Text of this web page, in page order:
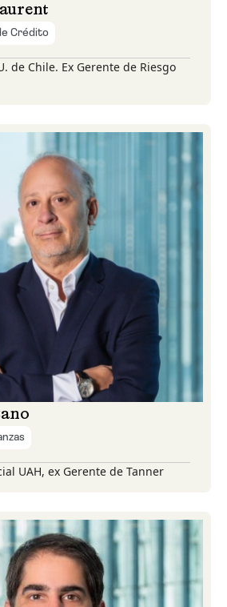
Crédito
de Chile. Ex Gerente de Riesgo
UAH, ex Gerente de Tanner